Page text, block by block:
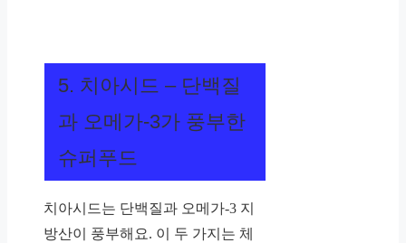
5. 치아시드 – 단백질
과 오메가-3가 풍부한
슈퍼푸드
치아시드는 단백질과 오메가-3 지
방산이 풍부해요. 이 두 가지는 체